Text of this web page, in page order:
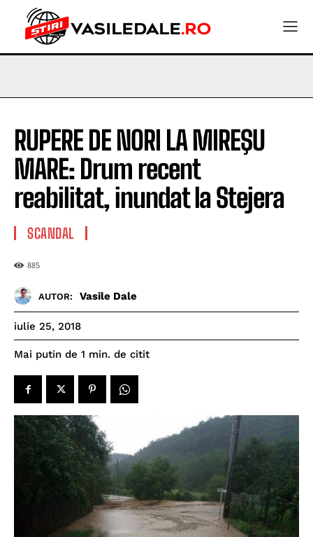
RUPERE DE NORI LA MIREŞU
MARE: Drum recent
reabilitat, inundat la Stejera
SCANDAL
885
AUTOR: Vasile Dale
iulie 25, 2018
Mai putin de 1 min. de citit